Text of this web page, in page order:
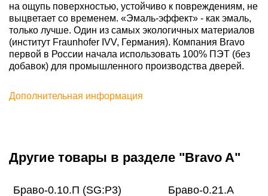
на ощупь поверхностью, устойчиво к повреждениям, не
выцветает со временем. «Эмаль-эффект» - как эмаль,
только лучше. Один из самых экологичных материалов
(институт Fraunhofer IVV, Германия). Компания Bravo
первой в России начала использовать 100% ПЭТ (без
добавок) для промышленного производства дверей.
Дополнительная информация
Другие товары в разделе "Bravo A"
Браво-0.10.П (SG:P3) Браво-0.21.А